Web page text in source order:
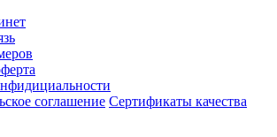
соглашение Сертификаты качества